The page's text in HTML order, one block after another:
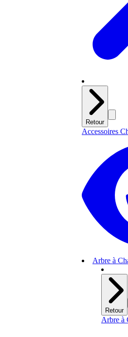
Retour
Accessoires
Arbre à
Retour
Arbre à